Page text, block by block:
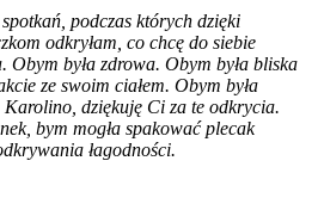
podczas których dzięki
odkryłam, co chcę do siebie
Obym była zdrowa. Obym była bliska
ze swoim ciałem. Obym była
dziękuję Ci za te odkrycia.
bym mogła spakować plecak
łagodności.